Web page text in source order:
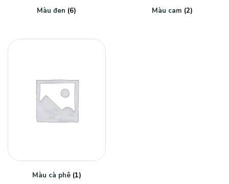
Màu đen (6) Màu cam (2)
Màu cà phê (1)